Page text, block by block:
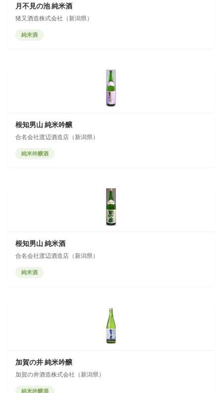
月不見の池 純米酒
猪又酒造株式会社（新潟県）
純米酒
根知男山 純米吟醸
合名会社渡辺酒造店（新潟県）
純米吟醸酒
根知男山 純米酒
合名会社渡辺酒造店（新潟県）
純米酒
加賀の井 純米吟醸
加賀の井酒造株式会社（新潟県）
純米吟醸酒